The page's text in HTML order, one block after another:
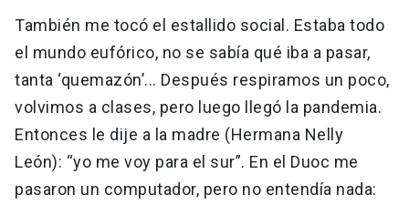
También me tocó el estallido social. Estaba todo
el mundo eufórico, no se sabía qué iba a pasar,
tanta ‘quemazón’... Después respiramos un poco,
volvimos a clases, pero luego llegó la pandemia.
Entonces le dije a la madre (Hermana Nelly
León): “yo me voy para el sur”. En el Duoc me
pasaron un computador, pero no entendía nada: